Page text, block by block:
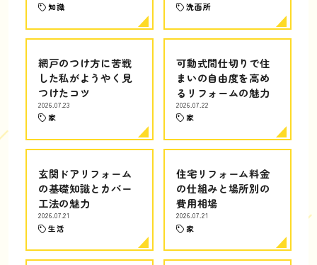
知識 洗面所
網戸のつけ方に苦戦
した私がようやく見
つけたコツ
2026.07.23
家
可動式間仕切りで住
まいの自由度を高め
るリフォームの魅力
2026.07.22
家
玄関ドアリフォーム
の基礎知識とカバー
工法の魅力
2026.07.21
生活
住宅リフォーム料金
の仕組みと場所別の
費用相場
2026.07.21
家